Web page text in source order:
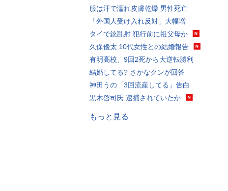
服は汗で濡れ皮膚乾燥 男性死亡
「外国人受け入れ反対」大幅増
タイで銃乱射 犯行前に祖父母か
久保優太 10代女性との結婚報告
有明高校、9回2死から大逆転勝利
結婚してる? さかなクンが回答
神田うの「3回流産してる」告白
黒木啓司氏 逮捕されていたか
もっと見る